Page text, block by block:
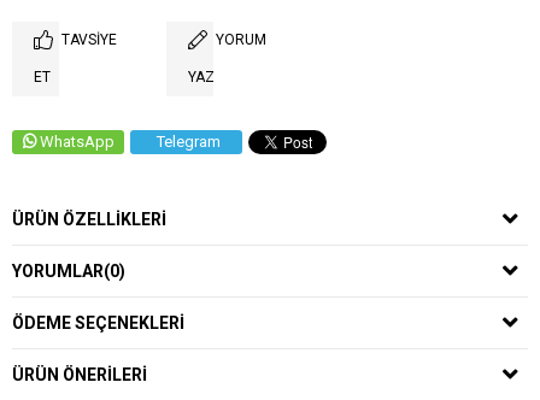
TAVSIYE
ET
YORUM
YAZ
WhatsApp Telegram
ÜRÜN ÖZELLIKLERI
YORUMLAR(0)
ÖDEME SEÇENEKLERI
ÜRÜN ÖNERILERI